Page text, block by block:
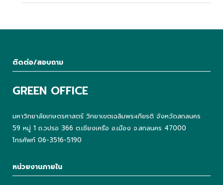
ติดต่อ/สอบถาม
GREEN OFFICE
มหาวิทยาลัยเกษตรศาสตร์ วิทยาเขตเฉลิมพระเกียรติ จังหวัดสกลนคร
59 หมู่ 1 ถ.วปรอ 366 ต.เชียงเครือ อ.เมือง จ.สกลนคร 47000
โทรศัพท์ 06-3516-5190
หน่วยงานภายใน